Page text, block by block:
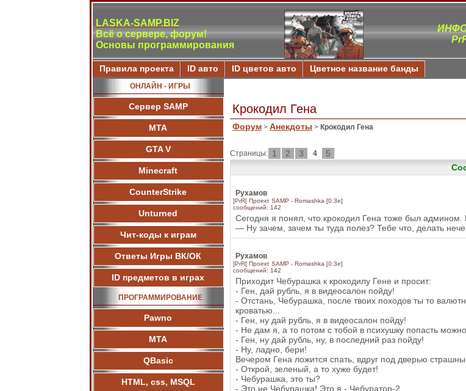
LASKA-SAMP.BIZ
Всё о сервере, форум!
Основы программирования
Правила проекта ID авто ID цветов авто Цветное название банды
ОНЛАЙН - ИГРЫ
Сервер SAMP
МТА
GTA V
Minecraft
CounterStrike
Unturned
Чит-коды к играм
Ответы Игры ВК/ОК
ID предметов в играх
ПРОГРАММИРОВАНИЕ
Pawnо
МТА
QBasic
HTML, css, MSQL
Крокодил Гена
Форум > Анекдоты > Крокодил Гена
Страницы: 1 2 3 4
5
Рухамов
]PrR[ Проект SAMP - Romashka [0.3e]
сообщений: 142
Сегодня я понял, что крокодил Гена тоже был
— Ну зачем, зачем ты туда полез? Тебе что, делать
Рухамов
]PrR[ Проект SAMP - Romashka [0.3e]
сообщений: 142
Приходит Чебурашка к крокодилу Гене и просит:
- Ген, дай рубль, я в видеосалон пойду!
- Отстань, Чебурашка, после твоих походов ты то
кроватью...
- Ген, ну дай рубль, я в видеосалон пойду!
- Не дам я, а то потом с тобой в психушку попасть
- Ген, ну дай рубль, ну, в последний раз пойду!
- Ну, ладно, бери!
Вечером Гена ложится спать, вдруг под дверью
- Открой, зеленый, а то хуже будет!
- Чебурашка, это ты?
- Это не Чебурашка! Это я - Чебуратор-2